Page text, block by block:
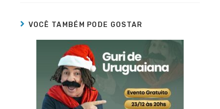
VOCÊ TAMBÉM PODE GOSTAR